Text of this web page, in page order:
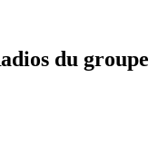
du groupe